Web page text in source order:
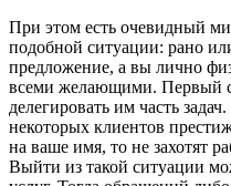
При этом есть очевидный
подобной ситуации: рано
предложение, а вы лично
всеми желающими. Первый
делегировать им часть
некоторых клиентов
на ваше имя, то не захотят
Выйти из такой ситуации